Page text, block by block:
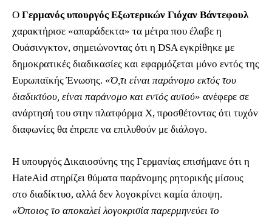
Ο Γερμανός υπουργός Εξωτερικών Γιόχαν Βάντεφουλ
χαρακτήρισε «απαράδεκτα» τα μέτρα που έλαβε η
Ουάσινγκτον, σημειώνοντας ότι η DSA εγκρίθηκε με
δημοκρατικές διαδικασίες και εφαρμόζεται μόνο εντός της
Ευρωπαϊκής Ένωσης. «Ό,τι είναι παράνομο εκτός του
διαδικτύου, είναι παράνομο και εντός αυτού» ανέφερε σε
ανάρτησή του στην πλατφόρμα Χ, προσθέτοντας ότι τυχόν
διαφωνίες θα έπρεπε να επιλυθούν με διάλογο.
Η υπουργός Δικαιοσύνης της Γερμανίας επισήμανε ότι η
HateAid στηρίζει θύματα παράνομης ρητορικής μίσους
στο διαδίκτυο, αλλά δεν λογοκρίνει καμία άποψη.
«Όποιος το αποκαλεί λογοκρισία παρερμηνεύει το